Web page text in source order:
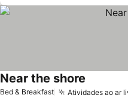
Bed & Breakfast Atividades ao ar
Near the shore